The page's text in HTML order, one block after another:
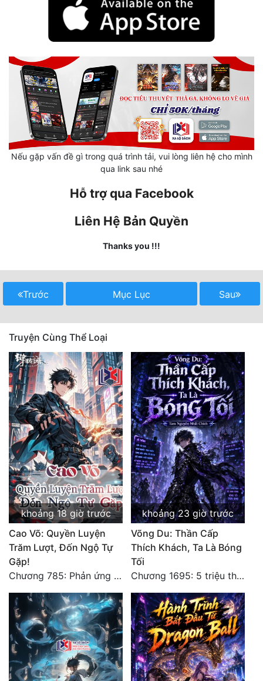
Kỳ Huyễn
Kỳ Ảo
Linh Dị
Làm Giàu
Lịch Sử
Ngược
Nữ Cường
Phong Thủy - Tâm Linh
Phương Tây
Phản Phái
Quan Trường
Quân Sự
Sảng Văn
Sắc
Sủng
Thanh Xuân
Tiên Hiệp
Tiểu Thuyết
Trinh Thám
Triều Đấu
Trùng Sinh
Trọng Sinh
Nếu gặp vấn đề gì trong quá trình tải, vui lòng liên hệ cho mình
qua link sau nhé
Hỗ trợ qua Facebook
Liên Hệ Bản Quyền
Thanks you !!!
Trước Mục Lục Sau
Truyện Cùng Thể Loại
khoảng 18 giờ trước
Cao Võ: Quyền Luyện
Trăm Lượt, Đốn Ngộ Tự
Gặp!
Chương 785: Phản ứng (2)
khoảng 23 giờ trước
Võng Du: Thần Cấp
Thích Khách, Ta Là Bóng
Tối
Chương 1695: 5 triệu thế giới bản gốc, cũng không thể giết chết ta!